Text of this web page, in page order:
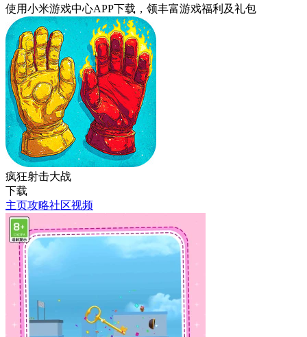
使用小米游戏中心APP下载 ，领丰富游戏福利 及礼包
疯狂射击大战
下载
主页攻略社区视频